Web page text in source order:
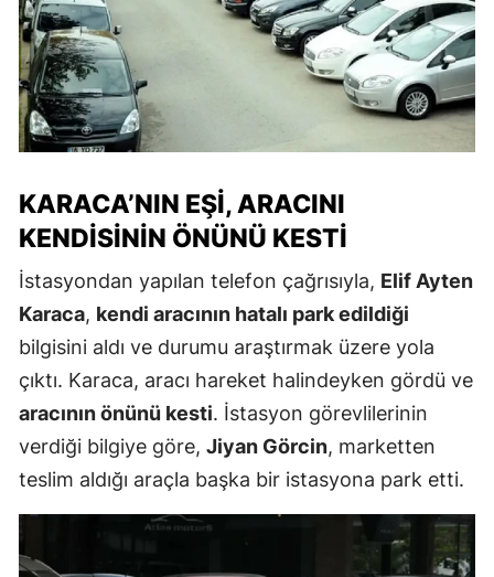
KARACA’NIN EŞI, ARACINI
KENDISININ ÖNÜNÜ KESTI
İstasyondan yapılan telefon çağrısıyla, Elif Ayten
Karaca, kendi aracının hatalı park edildiği
bilgisini aldı ve durumu araştırmak üzere yola
çıktı. Karaca, aracı hareket halindeyken gördü ve
aracının önünü kesti. İstasyon görevlilerinin
verdiği bilgiye göre, Jiyan Görcin, marketten
teslim aldığı araçla başka bir istasyona park etti.